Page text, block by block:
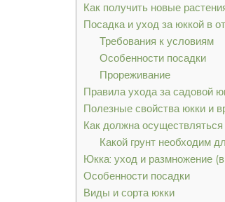
Как получить новые
Посадка и уход за юккой в
Требования к условиям
Особенности посадки
Прореживание
Правила ухода за садовой
Полезные свойства юкки и
Как должна
Какой грунт необходим
Юкка: уход и размножение
Особенности посадки
Виды и сорта юкки